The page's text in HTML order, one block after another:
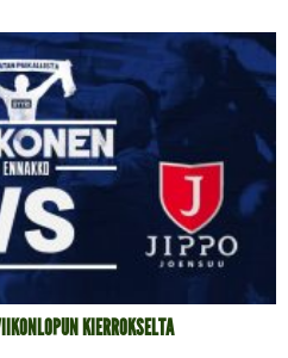
KIERROKSELTA